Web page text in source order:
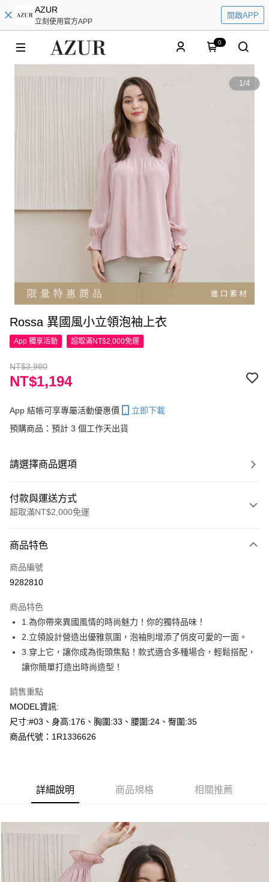
AZUR
立刻使用官方APP
開啟APP
0
1/4
Rossa 異國風小立領泡袖上衣
App 獨享活動 超取滿NT$2,000免運
NT$3,980
NT$1,194
App 結帳可享專屬活動優惠價
立即下載
預購商品：預計 3 個工作天出貨
請選擇商品選項
付款與運送方式
超取滿NT$2,000免運
信用卡一次付款
超商取貨付款
Apple Pay
悠遊付
Google Pay
AFTEE先享後付
AFTEE先享後付是「在收到商品之後才付款」的支付方式。 讓您購物簡單
便利好安心！
【「AFTEE先享後付」結帳流程】
１．於結帳方式選擇「AFTEE先享後付」後，將跳轉至「AFTEE先享後付」
２．訂單成立數日內，您將收到繳費通知簡訊。
３．收到繳費通知簡訊後14天內，點擊此簡訊中的連結，可透過四大超商／
ATM／網路銀行／等多元方式進行付款，方視為交易完成。
※ 請注意：結帳手續完成當下不需立刻繳費，但若您需要取消訂單，請聯絡
購買商品的店家。未經商家同意取消之訂單仍視為有效，需透過AFTEE先享
後付繳納相關費用。
ATM付款
每筆NT$60，滿NT$2,000(含以上)免運費
每筆NT$60，滿NT$2,000(含以上)免運費
7-11--滿2000元免運
每筆NT$60，滿NT$2,000(含以上)免運費
商品特色
商品編號
9282810
商品特色
1.為你帶來異國風情的時尚魅力！你的獨特品味！
2.立領設計營造出優雅氛圍，泡袖則增添了俏皮可愛的一面。
3.穿上它，讓你成為街頭焦點！款式適合多種場合，輕鬆搭配，
讓你簡單打造出時尚造型！
銷售重點
MODEL資訊:
尺寸:#03、身高:176、胸圍:33、腰圍:24、臀圍:35
商品代號：1R1336626
詳細說明 商品規格 相關推薦